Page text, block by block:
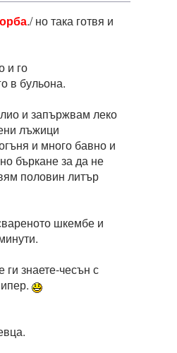
./ но така готвя и
и го
в бульона.
и запържвам леко
лъжици
и много бавно и
бъркане за да не
половин литър
шкембе и
ги знаете-чесън с